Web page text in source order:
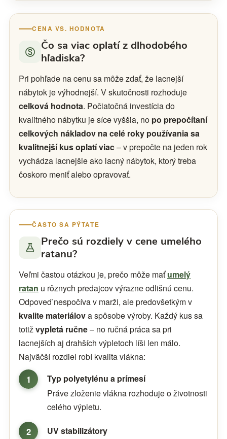
CENA VS. HODNOTA
Čo sa viac oplatí z dlhodobého
hľadiska?
Pri pohľade na cenu sa môže zdať, že lacnejší
nábytok je výhodnejší. V skutočnosti rozhoduje
celková hodnota. Počiatočná investícia do
kvalitného nábytku je síce vyššia, no po prepočítaní
celkových nákladov na celé roky používania sa
kvalitnejší kus oplatí viac– v prepočte na jeden rok
vychádza lacnejšie ako lacný nábytok, ktorý treba
čoskoro meniť alebo opravovať.
ČASTO SA PÝTATE
Prečo sú rozdiely v cene umelého
ratanu?
Veľmi častou otázkou je, prečo môže maťumelý
ratan u rôznych predajcov výrazne odlišnú cenu.
Odpoveď nespočíva v marži, ale predovšetkým v
kvalite materiálova spôsobe výroby. Každý kus sa
totižvypletá ručne– no ručná práca sa pri
lacnejších aj drahších výpletoch líši len málo.
Najväčší rozdiel robí kvalita vlákna:
Typ polyetylénu a prímesí
Práve zloženie vlákna rozhoduje o životnosti
celého výpletu.
UV stabilizátory